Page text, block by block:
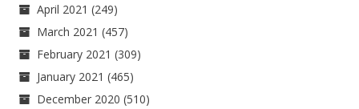
April 2021 (249)
March 2021 (457)
February 2021 (309)
January 2021 (465)
December 2020 (510)